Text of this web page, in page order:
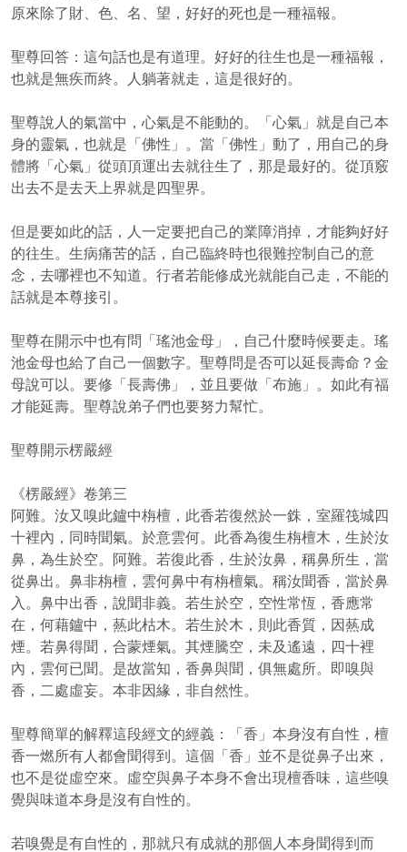
原來除了財、色、名、望，好好的死也是一種福報。
聖尊回答：這句話也是有道理。好好的往生也是一種福報，
也就是無疾而終。人躺著就走，這是很好的。
聖尊說人的氣當中，心氣是不能動的。「心氣」就是自己本
身的靈氣，也就是「佛性」。當「佛性」動了，用自己的身
體將「心氣」從頭頂運出去就往生了，那是最好的。從頂竅
出去不是去天上界就是四聖界。
但是要如此的話，人一定要把自己的業障消掉，才能夠好好
的往生。生病痛苦的話，自己臨終時也很難控制自己的意
念，去哪裡也不知道。行者若能修成光就能自己走，不能的
話就是本尊接引。
聖尊在開示中也有問「瑤池金母」，自己什麼時候要走。瑤
池金母也給了自己一個數字。聖尊問是否可以延長壽命？金
母說可以。要修「長壽佛」，並且要做「布施」。如此有福
才能延壽。聖尊說弟子們也要努力幫忙。
聖尊開示楞嚴經
《楞嚴經》卷第三
阿難。汝又嗅此鑪中栴檀，此香若復然於一銖，室羅筏城四
十裡內，同時聞氣。於意雲何。此香為復生栴檀木，生於汝
鼻，為生於空。阿難。若復此香，生於汝鼻，稱鼻所生，當
從鼻出。鼻非栴檀，雲何鼻中有栴檀氣。稱汝聞香，當於鼻
入。鼻中出香，說聞非義。若生於空，空性常恆，香應常
在，何藉鑪中，爇此枯木。若生於木，則此香質，因爇成
煙。若鼻得聞，合蒙煙氣。其煙騰空，未及遙遠，四十裡
內，雲何已聞。是故當知，香鼻與聞，俱無處所。即嗅與
香，二處虛妄。本非因緣，非自然性。
聖尊簡單的解釋這段經文的經義：「香」本身沒有自性，檀
香一燃所有人都會聞得到。這個「香」並不是從鼻子出來，
也不是從虛空來。虛空與鼻子本身不會出現檀香味，這些嗅
覺與味道本身是沒有自性的。
若嗅覺是有自性的，那就只有成就的那個人本身聞得到而